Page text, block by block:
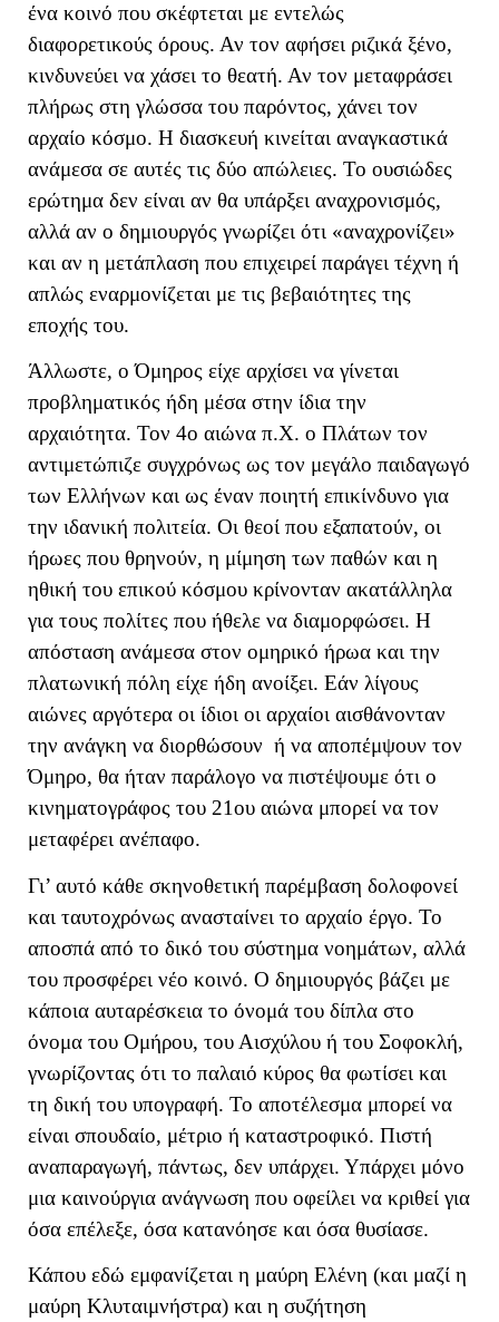
ένα κοινό που σκέφτεται με εντελώς
διαφορετικούς όρους. Αν τον αφήσει ριζικά ξένο,
κινδυνεύει να χάσει το θεατή. Αν τον μεταφράσει
πλήρως στη γλώσσα του παρόντος, χάνει τον
αρχαίο κόσμο. Η διασκευή κινείται αναγκαστικά
ανάμεσα σε αυτές τις δύο απώλειες. Το ουσιώδες
ερώτημα δεν είναι αν θα υπάρξει αναχρονισμός,
αλλά αν ο δημιουργός γνωρίζει ότι «αναχρονίζει»
και αν η μετάπλαση που επιχειρεί παράγει τέχνη ή
απλώς εναρμονίζεται με τις βεβαιότητες της
εποχής του.
Άλλωστε, ο Όμηρος είχε αρχίσει να γίνεται
προβληματικός ήδη μέσα στην ίδια την
αρχαιότητα. Τον 4ο αιώνα π.Χ. ο Πλάτων τον
αντιμετώπιζε συγχρόνως ως τον μεγάλο παιδαγωγό
των Ελλήνων και ως έναν ποιητή επικίνδυνο για
την ιδανική πολιτεία. Οι θεοί που εξαπατούν, οι
ήρωες που θρηνούν, η μίμηση των παθών και η
ηθική του επικού κόσμου κρίνονταν ακατάλληλα
για τους πολίτες που ήθελε να διαμορφώσει. Η
απόσταση ανάμεσα στον ομηρικό ήρωα και την
πλατωνική πόλη είχε ήδη ανοίξει. Εάν λίγους
αιώνες αργότερα οι ίδιοι οι αρχαίοι αισθάνονταν
την ανάγκη να διορθώσουν ή να αποπέμψουν τον
Όμηρο, θα ήταν παράλογο να πιστέψουμε ότι ο
κινηματογράφος του 21ου αιώνα μπορεί να τον
μεταφέρει ανέπαφο.
Γι’ αυτό κάθε σκηνοθετική παρέμβαση δολοφονεί
και ταυτοχρόνως ανασταίνει το αρχαίο έργο. Το
αποσπά από το δικό του σύστημα νοημάτων, αλλά
του προσφέρει νέο κοινό. Ο δημιουργός βάζει με
κάποια αυταρέσκεια το όνομά του δίπλα στο
όνομα του Ομήρου, του Αισχύλου ή του Σοφοκλή,
γνωρίζοντας ότι το παλαιό κύρος θα φωτίσει και
τη δική του υπογραφή. Το αποτέλεσμα μπορεί να
είναι σπουδαίο, μέτριο ή καταστροφικό. Πιστή
αναπαραγωγή, πάντως, δεν υπάρχει. Υπάρχει μόνο
μια καινούργια ανάγνωση που οφείλει να κριθεί για
όσα επέλεξε, όσα κατανόησε και όσα θυσίασε.
Κάπου εδώ εμφανίζεται η μαύρη Ελένη (και μαζί η
μαύρη Κλυταιμνήστρα) και η συζήτηση